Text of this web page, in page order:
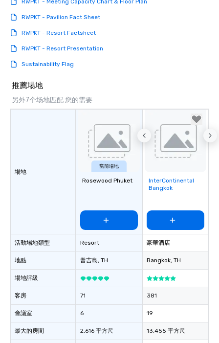
RWPKT - Meeting Capacity Chart & Floor Plan
RWPKT - Pavilion Fact Sheet
RWPKT - Resort Factsheet
RWPKT - Resort Presentation
Sustainability Flag
推薦場地
另外7个场地匹配 您的需要
場地
活動場地類型
地點
場地評級
客房
會議室
最大的房間
當前場地
Rosewood Phuket
Resort
普吉島, TH
71
6
2,616 平方尺
Removed from
favorites
InterContinental
Bangkok
豪華酒店
Bangkok, TH
381
19
13,455 平方尺